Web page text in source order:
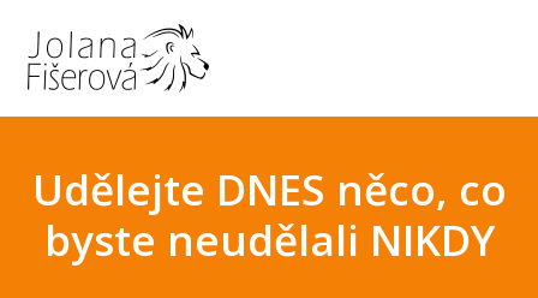
Udělejte DNES něco, co
byste neudělali NIKDY